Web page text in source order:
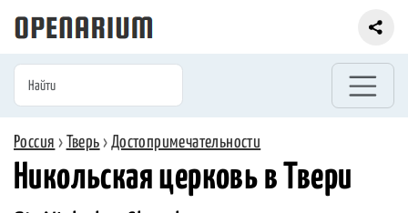
Россия › Тверь › Достопримечательности
Никольская церковь в Твери